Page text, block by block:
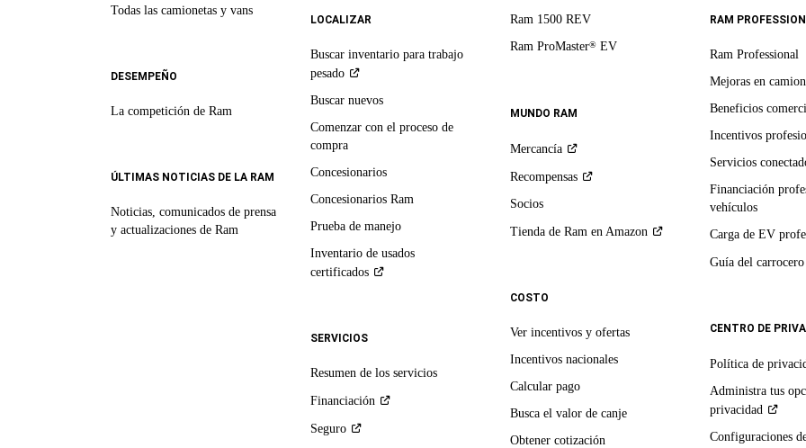
Todas las camionetas y vans
DESEMPEÑO
La competición de Ram
ÚLTIMAS NOTICIAS DE LA RAM
Noticias, comunicados de prensa
y actualizaciones de Ram
LOCALIZAR
Buscar inventario para trabajo
pesado
Buscar nuevos
Comenzar con el proceso de
compra
Concesionarios
Concesionarios Ram
Prueba de manejo
Inventario de usados
certificados
SERVICIOS
Resumen de los servicios
Financiación
Seguro
Ram 1500 REV
Ram ProMaster®EV
MUNDO RAM
Mercancía
Recompensas
Socios
Tienda de Ram en Amazon
COSTO
Ver incentivos y ofertas
Incentivos nacionales
Calcular pago
Busca el valor de canje
Obtener cotización
RAM
Ram Professional
Mejoras en
Beneficios
Incentivos
Servicios
Financiación
vehículos
Carga de EV
Guía delcarrocero
CENTRO DE
Política de
Administra tus
privacidad
Configuraciones